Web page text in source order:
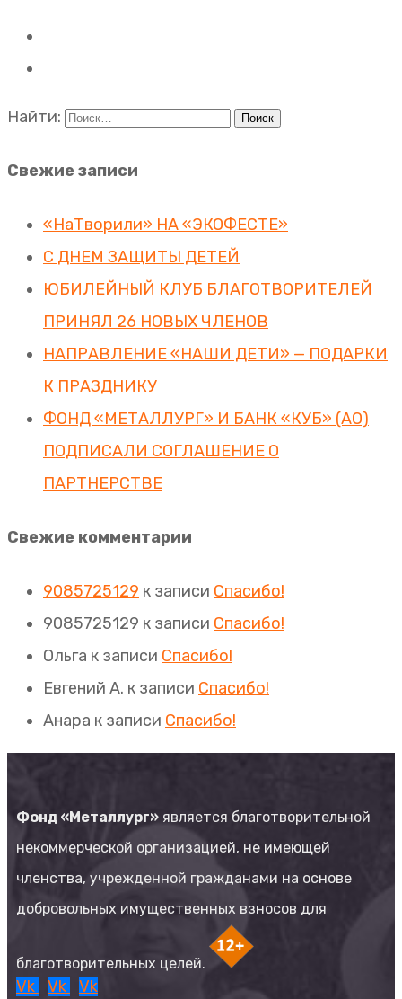
Найти:
Свежие записи
«НаТворили» НА «ЭКОФЕСТЕ»
С ДНЕМ ЗАЩИТЫ ДЕТЕЙ
ЮБИЛЕЙНЫЙ КЛУБ БЛАГОТВОРИТЕЛЕЙ
ПРИНЯЛ 26 НОВЫХ ЧЛЕНОВ
НАПРАВЛЕНИЕ «НАШИ ДЕТИ» — ПОДАРКИ
К ПРАЗДНИКУ
ФОНД «МЕТАЛЛУРГ» И БАНК «КУБ» (АО)
ПОДПИСАЛИ СОГЛАШЕНИЕ О
ПАРТНЕРСТВЕ
Свежие комментарии
9085725129 к записи Спасибо!
9085725129 к записи Спасибо!
Ольга к записи Спасибо!
Евгений А. к записи Спасибо!
Анара к записи Спасибо!
Фонд «Металлург» является благотворительной
некоммерческой организацией, не имеющей
членства, учрежденной гражданами на основе
добровольных имущественных взносов для
благотворительных целей.
Vk Vk Vk